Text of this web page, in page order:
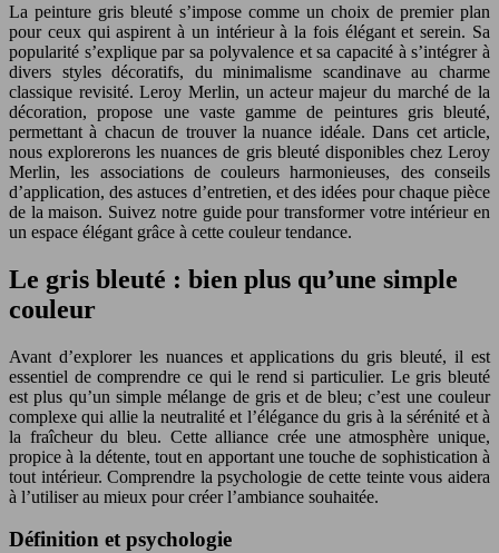
La peinture gris bleuté s’impose comme un choix de premier plan
pour ceux qui aspirent à un intérieur à la fois élégant et serein. Sa
popularité s’explique par sa polyvalence et sa capacité à s’intégrer à
divers styles décoratifs, du minimalisme scandinave au charme
classique revisité. Leroy Merlin, un acteur majeur du marché de la
décoration, propose une vaste gamme de peintures gris bleuté,
permettant à chacun de trouver la nuance idéale. Dans cet article,
nous explorerons les nuances de gris bleuté disponibles chez Leroy
Merlin, les associations de couleurs harmonieuses, des conseils
d’application, des astuces d’entretien, et des idées pour chaque pièce
de la maison. Suivez notre guide pour transformer votre intérieur en
un espace élégant grâce à cette couleur tendance.
Le gris bleuté : bien plus qu’une simple
couleur
Avant d’explorer les nuances et applications du gris bleuté, il est
essentiel de comprendre ce qui le rend si particulier. Le gris bleuté
est plus qu’un simple mélange de gris et de bleu; c’est une couleur
complexe qui allie la neutralité et l’élégance du gris à la sérénité et à
la fraîcheur du bleu. Cette alliance crée une atmosphère unique,
propice à la détente, tout en apportant une touche de sophistication à
tout intérieur. Comprendre la psychologie de cette teinte vous aidera
à l’utiliser au mieux pour créer l’ambiance souhaitée.
Définition et psychologie